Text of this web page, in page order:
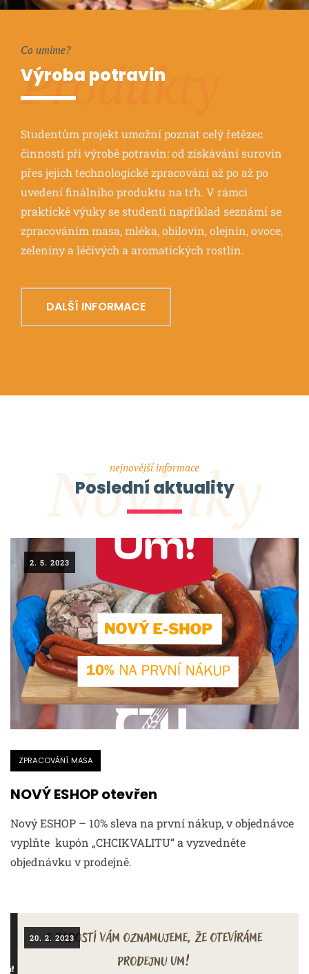
Produkty
Co umíme?
Výroba potravin
Studentům projekt umožní poznat celý řetězec
činností při výrobě potravin: od získávání surovin
přes jejich technologické zpracování až po až po
uvedení finálního produktu na trh. V rámci
praktické výuky se studenti například seznámí se
zpracováním masa, mléka, obilovin, olejnin, ovoce,
zeleniny a léčivých a aromatických rostlin.
DALŠÍ INFORMACE
Novinky
nejnovější informace
Poslední aktuality
2. 5. 2023
ZPRACOVÁNÍ MASA
NOVÝ ESHOP otevřen
Nový ESHOP – 10% sleva na první nákup, v objednávce
vyplňte kupón „CHCIKVALITU“ a vyzvedněte
objednávku v prodejně.
20. 2. 2023